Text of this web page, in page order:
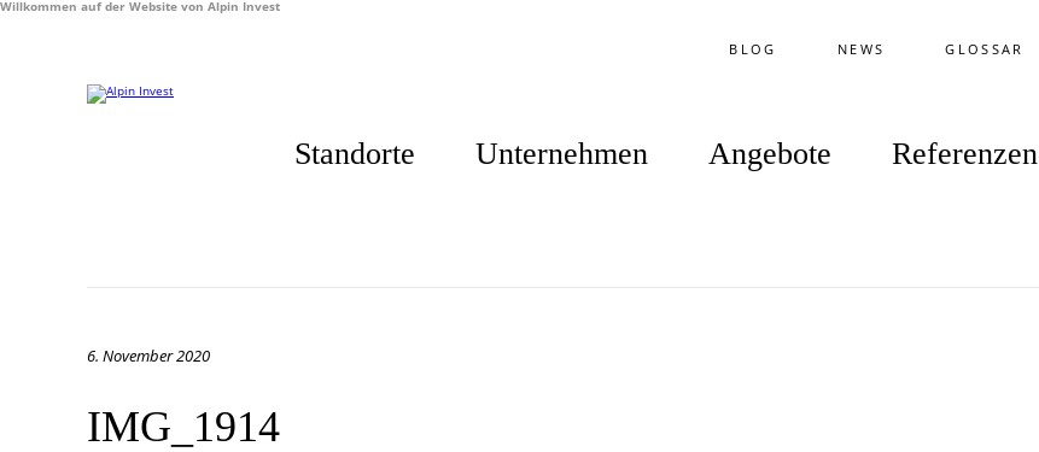
Willkommen auf der Website von Alpin Invest
BLOG NEWS GLOSSAR
Standorte Unternehmen Angebote Referenzen
6. November 2020
IMG_1914